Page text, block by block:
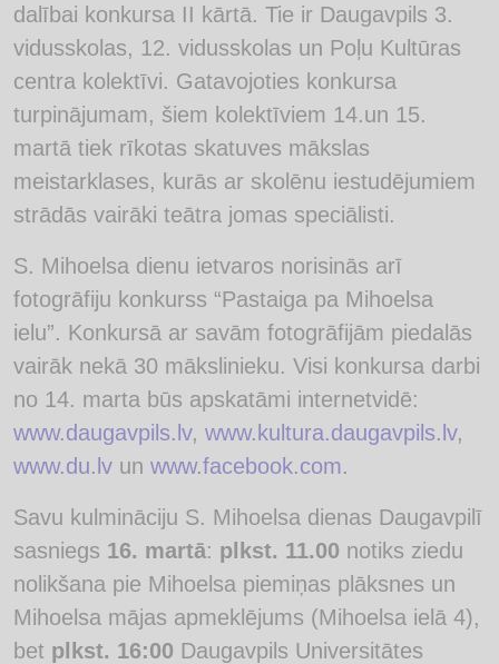
dalībai konkursa II kārtā. Tie ir Daugavpils 3.
vidusskolas, 12. vidusskolas un Poļu Kultūras
centra kolektīvi. Gatavojoties konkursa
turpinājumam, šiem kolektīviem 14.un 15.
martā tiek rīkotas skatuves mākslas
meistarklases, kurās ar skolēnu iestudējumiem
strādās vairāki teātra jomas speciālisti.
S. Mihoelsa dienu ietvaros norisinās arī
fotogrāfiju konkurss “Pastaiga pa Mihoelsa
ielu”. Konkursā ar savām fotogrāfijām piedalās
vairāk nekā 30 mākslinieku. Visi konkursa darbi
no 14. marta būs apskatāmi internetvidē:
www.daugavpils.lv, www.kultura.daugavpils.lv,
www.du.lv un www.facebook.com.
Savu kulmināciju S. Mihoelsa dienas Daugavpilī
sasniegs 16. martā: plkst. 11.00 notiks ziedu
nolikšana pie Mihoelsa piemiņas plāksnes un
Mihoelsa mājas apmeklējums (Mihoelsa ielā 4),
bet plkst. 16:00 Daugavpils Universitātes